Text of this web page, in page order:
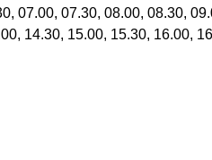
07.00, 07.30, 08.00, 08.30,
14.30, 15.00, 15.30, 16.00,